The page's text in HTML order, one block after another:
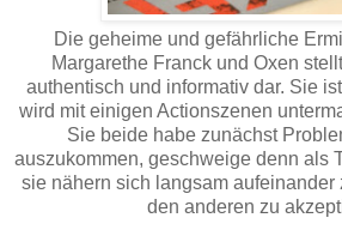
Die geheime und gefährliche
Margarethe Franck und Oxen
authentisch und informativ dar. Sie
wird mit einigen Actionszenen
Sie beide habe zunächst
auszukommen, geschweige denn als
sie nähern sich langsam aufeinander
den anderen zu